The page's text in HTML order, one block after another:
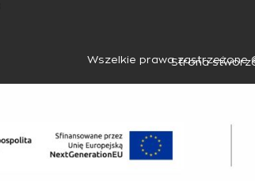
Wszelkie prawa zastrzeżone
Strona